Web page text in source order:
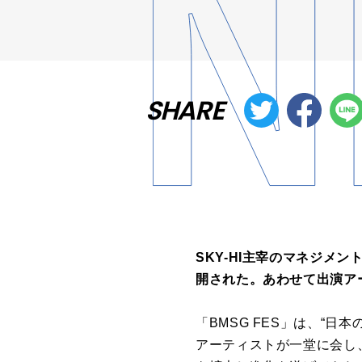
SHARE
SKY-HI主宰のマネジメン
開された。あわせて出演
「BMSG FES」は、“日
アーティストが一堂に会